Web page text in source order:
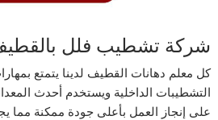
شركة تشطيب فلل
كل معلم دهانات القطيف لدينا يتمتع
التشطيبات الداخلية ويستخدم أحدث
على إنجاز العمل بأعلى جودة ممكنة مما